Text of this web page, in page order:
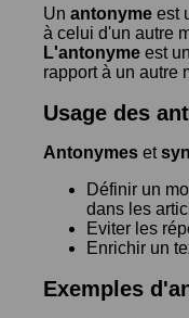
Un antonyme est
à celui d'un autre
L'antonyme est un
rapport à un autre
Usage des
Antonymes et
Définir un
dans les
Eviter les
Enrichir un
Exemples